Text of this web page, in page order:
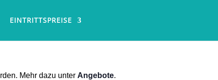
EINTRITTSPREISE
Mehr dazu unter Angebote.